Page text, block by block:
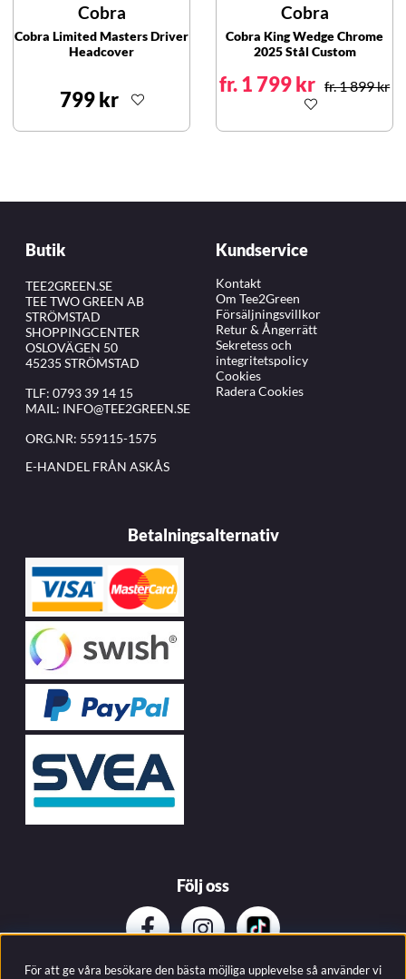
Cobra
Cobra Limited Masters Driver
Headcover
799 kr
Cobra
Cobra King Wedge Chrome
2025 Stål Custom
fr. 1 799 kr fr. 1 899 kr
Butik
TEE2GREEN.SE
TEE TWO GREEN AB
STRÖMSTAD
SHOPPINGCENTER
OSLOVÄGEN 50
45235 STRÖMSTAD
TLF: 0793 39 14 15
MAIL: INFO@TEE2GREEN.SE
ORG.NR: 559115-1575
E-HANDEL FRÅN ASKÅS
Kundservice
Kontakt
Om Tee2Green
Försäljningsvillkor
Retur & Ångerrätt
Sekretess och
integritetspolicy
Cookies
Radera Cookies
Betalningsalternativ
Följ oss
För att ge våra besökare den bästa möjliga upplevelse så använder vi